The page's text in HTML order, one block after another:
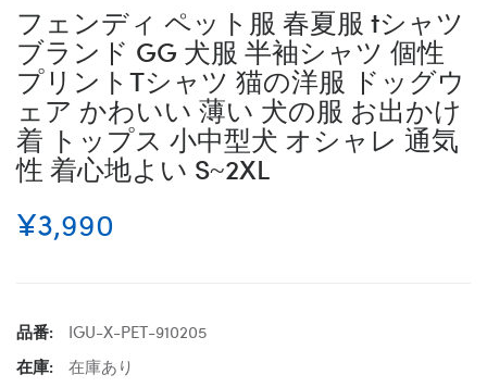
フェンディ ペット服 春夏服 tシャツ
ブランド GG 犬服 半袖シャツ 個性
プリントTシャツ 猫の洋服 ドッグウ
ェア かわいい 薄い 犬の服 お出かけ
着 トップス 小中型犬 オシャレ 通気
性 着心地よい S~2XL
¥3,990
品番:
IGU-X-PET-910205
在庫:
在庫あり